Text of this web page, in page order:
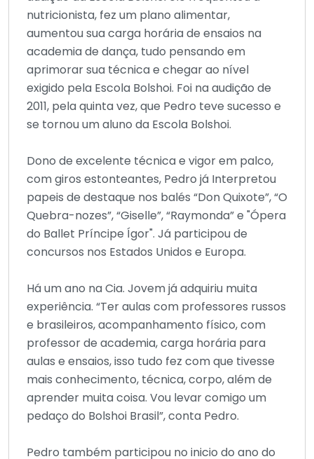
nutricionista, fez um plano alimentar,
aumentou sua carga horária de ensaios na
academia de dança, tudo pensando em
aprimorar sua técnica e chegar ao nível
exigido pela Escola Bolshoi. Foi na audição de
2011, pela quinta vez, que Pedro teve sucesso e
se tornou um aluno da Escola Bolshoi.
Dono de excelente técnica e vigor em palco,
com giros estonteantes, Pedro já Interpretou
papeis de destaque nos balés “Don Quixote”, “O
Quebra-nozes”, “Giselle”, “Raymonda” e "Ópera
do Ballet Príncipe Ígor". Já participou de
concursos nos Estados Unidos e Europa.
Há um ano na Cia. Jovem já adquiriu muita
experiência. “Ter aulas com professores russos
e brasileiros, acompanhamento físico, com
professor de academia, carga horária para
aulas e ensaios, isso tudo fez com que tivesse
mais conhecimento, técnica, corpo, além de
aprender muita coisa. Vou levar comigo um
pedaço do Bolshoi Brasil”, conta Pedro.
Pedro também participou no inicio do ano do